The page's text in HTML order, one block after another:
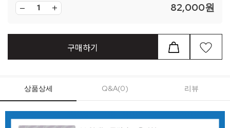
82,000원
구매하기
상품상세 Q&A(0) 리뷰